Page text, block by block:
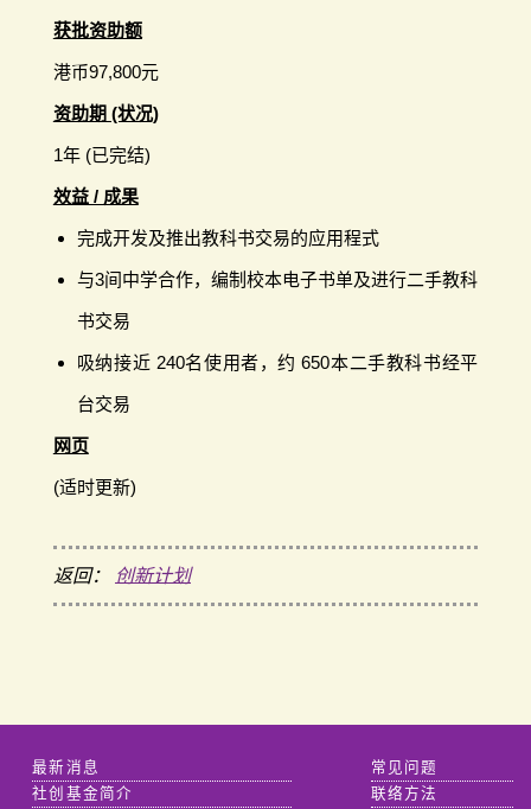
获批资助额
港币97,800元
资助期 (状况)
1年 (已完结)
效益 / 成果
完成开发及推出教科书交易的应用程式
与3间中学合作，编制校本电子书单及进行二手教科
书交易
吸纳接近 240名使用者，约 650本二手教科书经平
台交易
网页
(适时更新)
返回： 创新计划
最新消息
社创基金简介
常见问题
联络方法